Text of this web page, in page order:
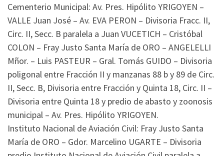
Cementerio Municipal: Av. Pres. Hipólito YRIGOYEN –
VALLE Juan José – Av. EVA PERON – Divisoria Fracc. II,
Circ. II, Secc. B paralela a Juan VUCETICH – Cristóbal
COLON – Fray Justo Santa María de ORO – ANGELELLI
Mñor. – Luis PASTEUR – Gral. Tomás GUIDO – Divisoria
poligonal entre Fracción II y manzanas 88 b y 89 de Circ.
II, Secc. B, Divisoria entre Fracción y Quinta 18, Circ. II –
Divisoria entre Quinta 18 y predio de abasto y zoonosis
municipal – Av. Pres. Hipólito YRIGOYEN.
Instituto Nacional de Aviación Civil: Fray Justo Santa
María de ORO – Gdor. Marcelino UGARTE – Divisoria